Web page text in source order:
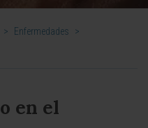
> Enfermedades
>
en el